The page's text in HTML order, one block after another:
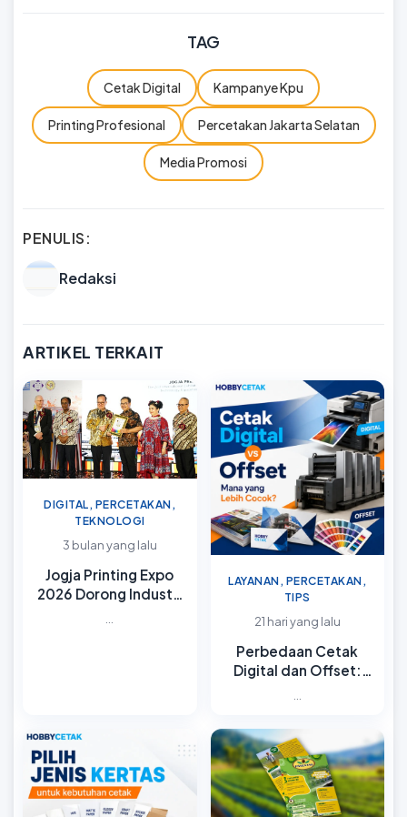
TAG
Cetak Digital Kampanye Kpu
Printing Profesional Percetakan Jakarta Selatan
Media Promosi
PENULIS:
Redaksi
ARTIKEL TERKAIT
DIGITAL, PERCETAKAN,
TEKNOLOGI
3 bulan yang lalu
Jogja Printing Expo
2026 Dorong Industri
...
LAYANAN, PERCETAKAN,
TIPS
21 hari yang lalu
Perbedaan Cetak
Digital dan Offset: